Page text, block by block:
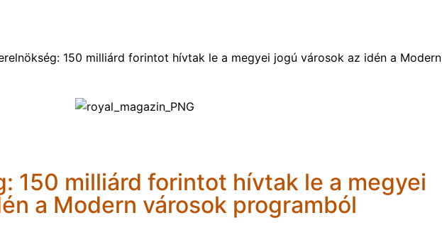
150 milliárd forintot hívtak le a megyei jogú városok az idén a Modern
150 milliárd forintot hívtak le a megyei
a Modern városok programból